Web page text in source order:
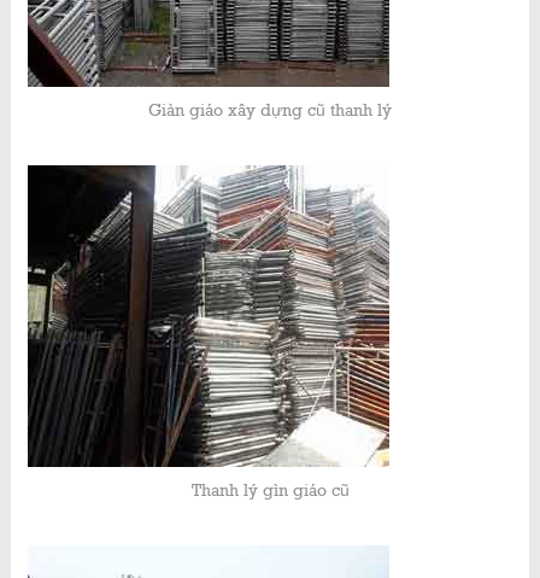
Giàn giáo xây dựng cũ thanh lý
Thanh lý gìn giáo cũ